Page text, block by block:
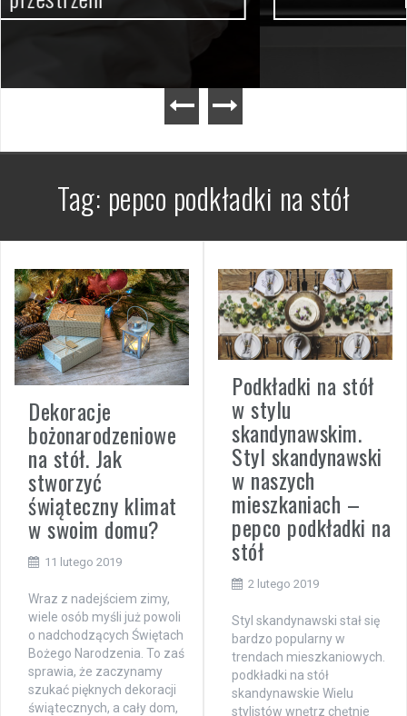
Tag: pepco podkładki na stół
Dekoracje
bożonarodzeniowe
na stół. Jak
stworzyć
świąteczny klimat
w swoim domu?
11 lutego 2019
Wraz z nadejściem zimy,
wiele osób myśli już powoli
o nadchodzących Świętach
Bożego Narodzenia. To zaś
sprawia, że zaczynamy
szukać pięknych dekoracji
świątecznych, a cały dom,
Podkładki na stół
w stylu
skandynawskim.
Styl skandynawski
w naszych
mieszkaniach –
pepco podkładki na
stół
2 lutego 2019
Styl skandynawski stał się
bardzo popularny w
trendach mieszkaniowych.
podkładki na stół
skandynawskie Wielu
stylistów wnętrz chętnie